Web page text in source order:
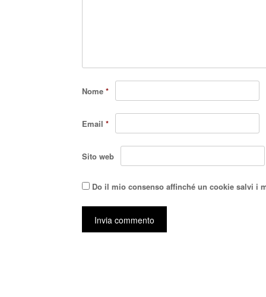
Nome *
Email *
Sito web
Do il mio consenso affinché un cookie salvi i